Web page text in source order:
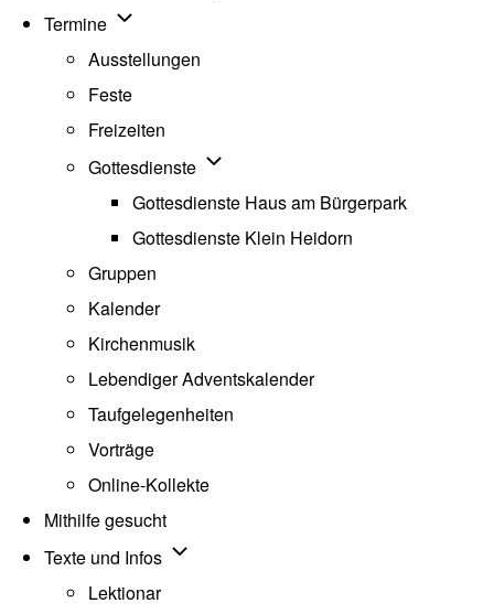
Termine Unternavigation von Termine
Ausstellungen
Feste
Freizeiten
Gottesdienste Unternavigation von Gottesdienste
Gottesdienste Haus am Bürgerpark
Gottesdienste Klein Heidorn
Gruppen
Kalender
Kirchenmusik
Lebendiger Adventskalender
Taufgelegenheiten
Vorträge
Online-Kollekte
Mithilfe gesucht
Texte und Infos Unternavigation von Texte und Infos
Lektionar